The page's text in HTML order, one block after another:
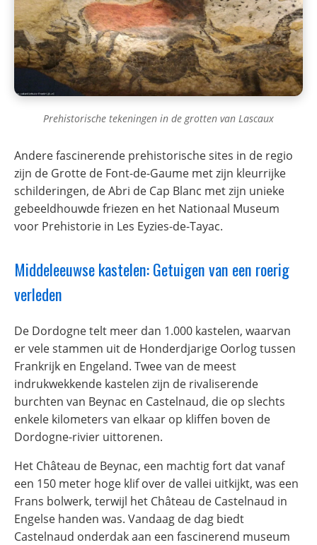
Prehistorische tekeningen in de grotten van Lascaux
Andere fascinerende prehistorische sites in de regio
zijn de Grotte de Font-de-Gaume met zijn kleurrijke
schilderingen, de Abri de Cap Blanc met zijn unieke
gebeeldhouwde friezen en het Nationaal Museum
voor Prehistorie in Les Eyzies-de-Tayac.
Middeleeuwse kastelen: Getuigen van een roerig
verleden
De Dordogne telt meer dan 1.000 kastelen, waarvan
er vele stammen uit de Honderdjarige Oorlog tussen
Frankrijk en Engeland. Twee van de meest
indrukwekkende kastelen zijn de rivaliserende
burchten van Beynac en Castelnaud, die op slechts
enkele kilometers van elkaar op kliffen boven de
Dordogne-rivier uittorenen.
Het Château de Beynac, een machtig fort dat vanaf
een 150 meter hoge klif over de vallei uitkijkt, was een
Frans bolwerk, terwijl het Château de Castelnaud in
Engelse handen was. Vandaag de dag biedt
Castelnaud onderdak aan een fascinerend museum